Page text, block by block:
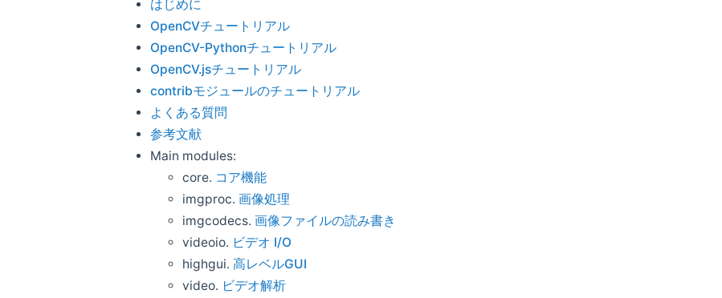
はじめに
OpenCVチュートリアル
OpenCV-Pythonチュートリアル
OpenCV.jsチュートリアル
contribモジュールのチュートリアル
よくある質問
参考文献
Main modules:
core. コア機能
imgproc. 画像処理
imgcodecs. 画像ファイルの読み書き
videoio. ビデオ I/O
highgui. 高レベルGUI
video. ビデオ解析